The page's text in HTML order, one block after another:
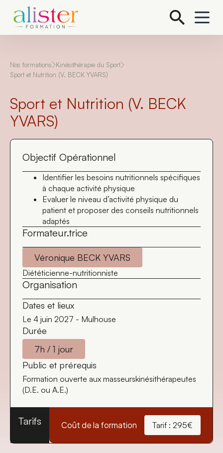
s
a
u
n
t
e
Nos formations
Kinésithérapie du Sport
Sport et Nutrition (V. BECK YVARS)
Sport et Nutrition (V. BECK
YVARS)
Objectif Opérationnel
Identifier les besoins nutritionnels spécifiques
à chaque activité physique
Evaluer le niveau d’activité physique du
patient et proposer des conseils nutritionnels
adaptés
Formateur.trice
Véronique BECK YVARS
Diététicienne-nutritionniste
Organisation
Dates et lieux
Le 4 juin 2027 - Mulhouse
Durée
7h / 1 jour
Public et prérequis
Formation ouverte aux masseurskinésithérapeutes
(D.E. ou A.E.)
Tarifs Coût de la formation Tarif : 295€